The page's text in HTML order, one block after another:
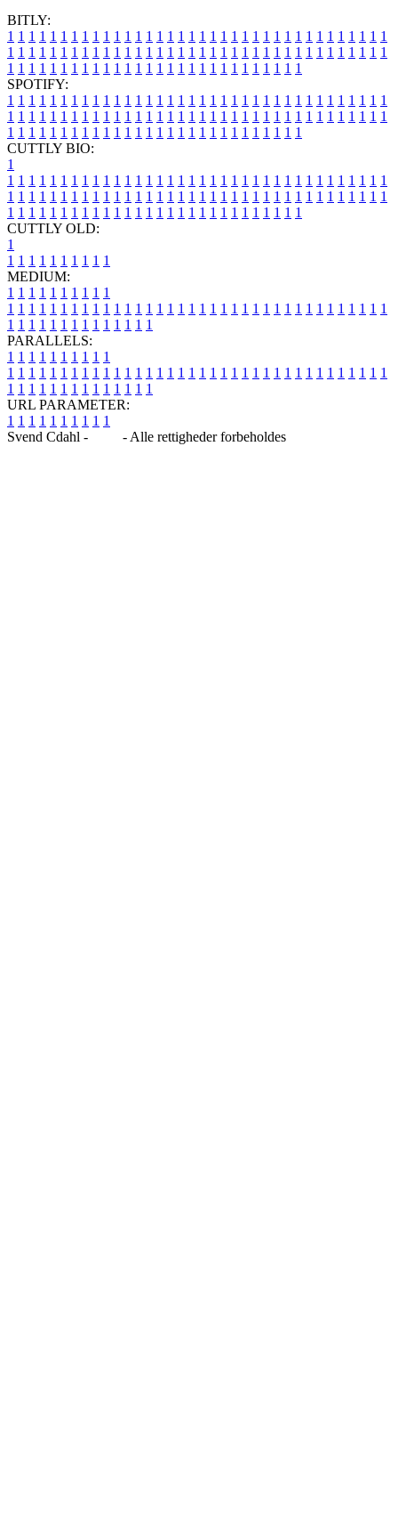
BITLY:
1 1 1 1 1 1 1 1 1 1 1 1 1 1 1 1 1 1 1 1 1 1 1 1 1 1 1 1 1 1 1 1 1 1 1 1
1 1 1 1 1 1 1 1 1 1 1 1 1 1 1 1 1 1 1 1 1 1 1 1 1 1 1 1 1 1 1 1 1 1 1 1
1 1 1 1 1 1 1 1 1 1 1 1 1 1 1 1 1 1 1 1 1 1 1 1 1 1 1 1
SPOTIFY:
1 1 1 1 1 1 1 1 1 1 1 1 1 1 1 1 1 1 1 1 1 1 1 1 1 1 1 1 1 1 1 1 1 1 1 1
1 1 1 1 1 1 1 1 1 1 1 1 1 1 1 1 1 1 1 1 1 1 1 1 1 1 1 1 1 1 1 1 1 1 1 1
1 1 1 1 1 1 1 1 1 1 1 1 1 1 1 1 1 1 1 1 1 1 1 1 1 1 1 1
CUTTLY BIO:
1
1 1 1 1 1 1 1 1 1 1 1 1 1 1 1 1 1 1 1 1 1 1 1 1 1 1 1 1 1 1 1 1 1 1 1 1
1 1 1 1 1 1 1 1 1 1 1 1 1 1 1 1 1 1 1 1 1 1 1 1 1 1 1 1 1 1 1 1 1 1 1 1
1 1 1 1 1 1 1 1 1 1 1 1 1 1 1 1 1 1 1 1 1 1 1 1 1 1 1 1
CUTTLY OLD:
1
1 1 1 1 1 1 1 1 1 1
MEDIUM:
1 1 1 1 1 1 1 1 1 1
1 1 1 1 1 1 1 1 1 1 1 1 1 1 1 1 1 1 1 1 1 1 1 1 1 1 1 1 1 1 1 1 1 1 1 1
1 1 1 1 1 1 1 1 1 1 1 1 1 1
PARALLELS:
1 1 1 1 1 1 1 1 1 1
1 1 1 1 1 1 1 1 1 1 1 1 1 1 1 1 1 1 1 1 1 1 1 1 1 1 1 1 1 1 1 1 1 1 1 1
1 1 1 1 1 1 1 1 1 1 1 1 1 1
URL PARAMETER:
1 1 1 1 1 1 1 1 1 1
Svend Cdahl -
- Alle rettigheder forbeholdes